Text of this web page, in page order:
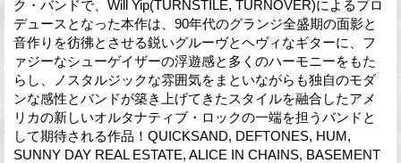
ク・バンドで、Will Yip(TURNSTILE, TURNOVER)によるプロ
デュースとなった本作は、90年代のグランジ全盛期の面影と
音作りを彷彿とさせる鋭いグルーヴとヘヴィなギターに、フ
ァジーなシューゲイザーの浮遊感と多くのハーモニーをもた
らし、ノスタルジックな雰囲気をまといながらも独自のモダ
ンな感性とバンドが築き上げてきたスタイルを融合したアメ
リカの新しいオルタナティブ・ロックの一端を担うバンドと
して期待される作品！QUICKSAND, DEFTONES, HUM,
SUNNY DAY REAL ESTATE, ALICE IN CHAINS, BASEMENT